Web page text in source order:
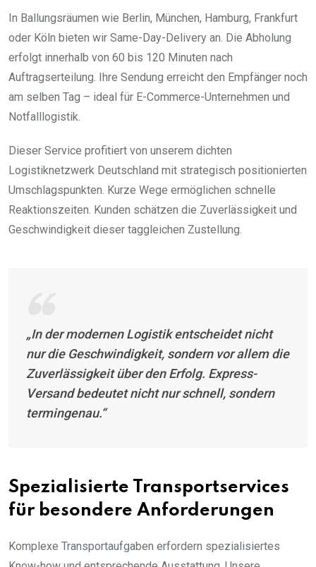
In Ballungsräumen wie Berlin, München, Hamburg, Frankfurt
oder Köln bieten wir Same-Day-Delivery an. Die Abholung
erfolgt innerhalb von 60 bis 120 Minuten nach
Auftragserteilung. Ihre Sendung erreicht den Empfänger noch
am selben Tag – ideal für E-Commerce-Unternehmen und
Notfalllogistik.
Dieser Service profitiert von unserem dichten
Logistiknetzwerk Deutschland mit strategisch positionierten
Umschlagspunkten. Kurze Wege ermöglichen schnelle
Reaktionszeiten. Kunden schätzen die Zuverlässigkeit und
Geschwindigkeit dieser taggleichen Zustellung.
„In der modernen Logistik entscheidet nicht
nur die Geschwindigkeit, sondern vor allem die
Zuverlässigkeit über den Erfolg. Express-
Versand bedeutet nicht nur schnell, sondern
termingenau.“
Spezialisierte Transportservices
für besondere Anforderungen
Komplexe Transportaufgaben erfordern spezialisiertes